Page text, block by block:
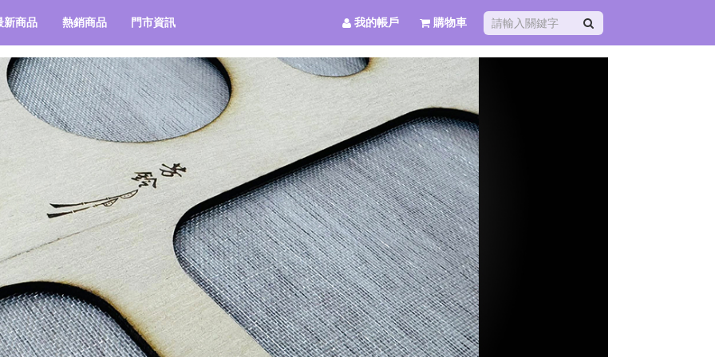
新商品 熱銷商品 門市資訊 我的帳戶 購物車